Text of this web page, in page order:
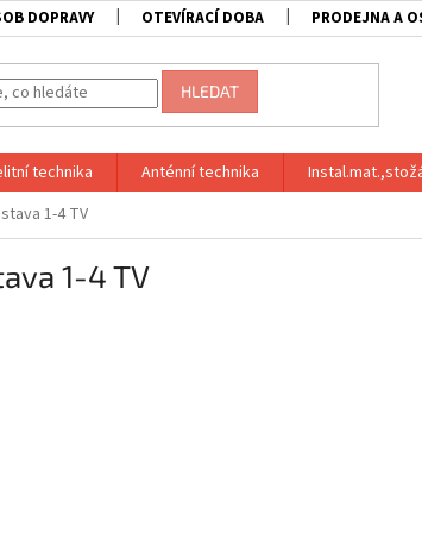
DOPRAVY OTEVÍRACÍ DOBA PRODEJNA A
HLEDAT
technika Anténní technika
1-4 TV
1-4 TV